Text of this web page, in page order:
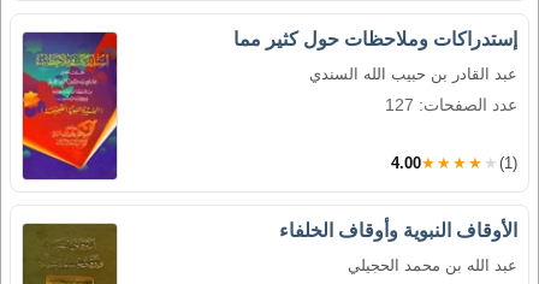
إستدراكات وملاحظات حول كثير مما
عبد القادر بن حبيب الله السندي
عدد الصفحات: 127
4.00★★★★★ (1)
الأوقاف النبوية وأوقاف الخلفاء
عبد الله بن محمد الحجيلي